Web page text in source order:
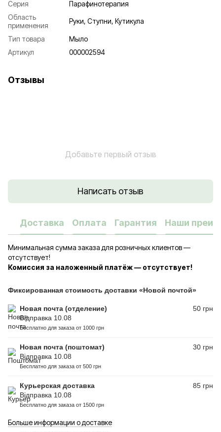
Серия
Парафинотерапия
Область
применения
Руки, Ступни, Кутикула
Тип товара
Мыло
Артикул
000002594
Отзывы
Добавьте первый отзыв
Написать отзыв
Доставка Оплата Гарантия Наши
Минимальная сумма заказа для розничных клиентов —
отсутствует!
Комиссия за наложенный платёж — отсутствует!
Фиксированная стоимость доставки «Новой почтой»
Новая почта (отделение)
Відправка 10.08
Бесплатно для заказа от 1000 грн
50 грн
Новая почта (поштомат)
Відправка 10.08
Бесплатно для заказа от 500 грн
30 грн
Курьерская доставка
Відправка 10.08
Бесплатно для заказа от 1500 грн
85 грн
Больше информации о доставке